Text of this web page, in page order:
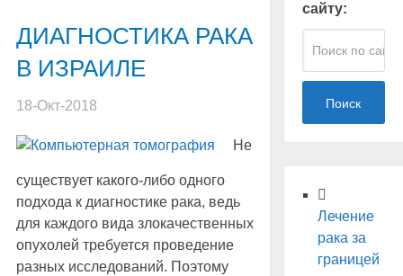
ДИАГНОСТИКА РАКА
В ИЗРАИЛЕ
18-Окт-2018
Не
существует какого-либо одного
подхода к диагностике рака, ведь
для каждого вида злокачественных
опухолей требуется проведение
разных исследований. Поэтому
сайту:
Поиск
Лечение
рака за
границей